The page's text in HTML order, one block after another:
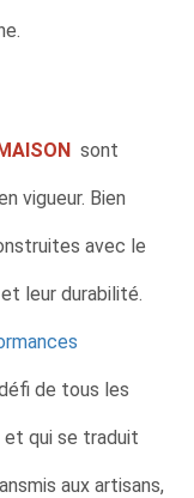
sont
vigueur. Bien
avec le
leur durabilité.
de tous les
et qui se traduit
aux artisans,